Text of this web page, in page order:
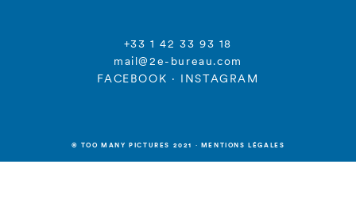
+33 1 42 33 93 18
mail@2e-bureau.com
FACEBOOK · INSTAGRAM
© TOO MANY PICTURES 2021 · MENTIONS LÉGALES